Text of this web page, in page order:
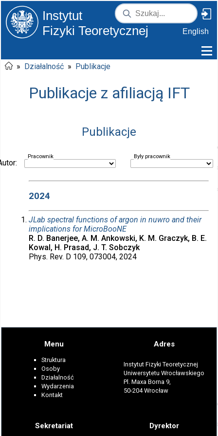
Instytut
Fizyki Teoretycznej
English
» Działalność » Publikacje
Publikacje z afiliacją IFT
Publikacje
Pracownik Były pracownik
2024
JLab spectral functions of argon in nuwro and their
implications for MicroBooNE
R. D. Banerjee, A. M. Ankowski, K. M. Graczyk, B. E.
Kowal, H. Prasad, J. T. Sobczyk
Phys. Rev. D 109, 073004, 2024
Menu
Struktura
Osoby
Działalność
Wydarzenia
Kontakt
Adres
Instytut Fizyki Teoretycznej
Uniwersytetu Wrocławskiego
Pl. Maxa Borna 9,
50-204 Wrocław
Sekretariat Dyrektor